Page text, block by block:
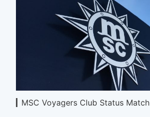
MSC Voyagers Club Status Match